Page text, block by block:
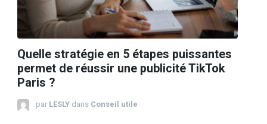
Quelle stratégie en 5 étapes puissantes
permet de réussir une publicité TikTok
Paris ?
par LESLY dans Conseil utile